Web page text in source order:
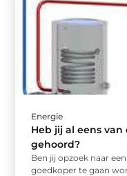
Energie
Heb jij al eens
gehoord?
Ben jij opzoek naar
goedkoper te gaan